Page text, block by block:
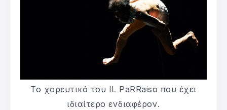
Το χορευτικό του IL PaRRaiso που έχει
ιδιαίτερο ενδιαφέρον.